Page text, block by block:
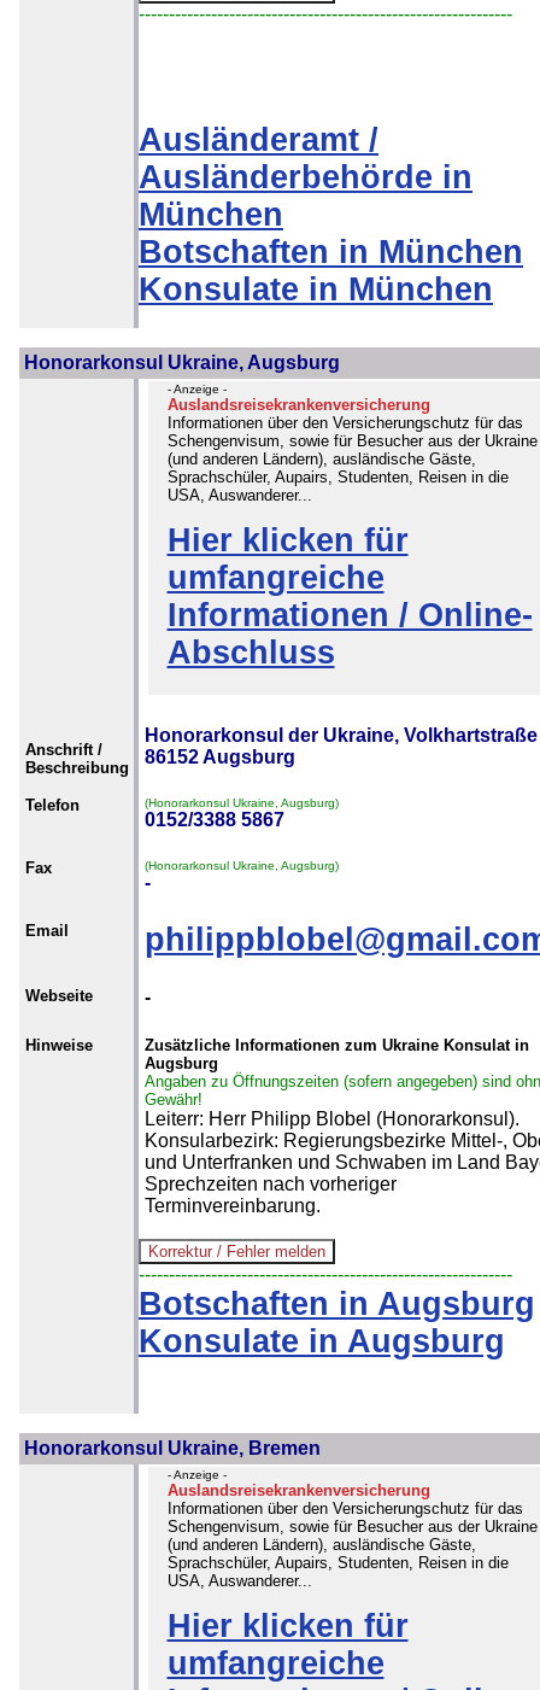
--------------------------------------------------------------
Ausländeramt /
Ausländerbehörde in
München
Botschaften in München
Konsulate in München
Honorarkonsul Ukraine, Augsburg
- Anzeige -
Auslandsreisekrankenversicherung
Informationen über den Versicherungschutz für das
Schengenvisum, sowie für Besucher aus der Ukraine
(und anderen Ländern), ausländische Gäste,
Sprachschüler, Aupairs, Studenten, Reisen in die
USA, Auswanderer...
Hier klicken für
umfangreiche
Informationen / Online-
Abschluss
Anschrift /
Beschreibung
Honorarkonsul der Ukraine, Volkhartstraße
86152 Augsburg
Telefon (Honorarkonsul Ukraine, Augsburg)
0152/3388 5867
Fax (Honorarkonsul Ukraine, Augsburg)
-
Email
Webseite -
Hinweise
Zusätzliche Informationen zum Ukraine Konsulat in
Augsburg
Angaben zu Öffnungszeiten (sofern angegeben) sind
Gewähr!
Leiterr: Herr Philipp Blobel (Honorarkonsul).
Konsularbezirk: Regierungsbezirke Mittel-,
und Unterfranken und Schwaben im Land
Sprechzeiten nach vorheriger
Terminvereinbarung.
--------------------------------------------------------------
Botschaften in Augsburg
Konsulate in Augsburg
Honorarkonsul Ukraine, Bremen
- Anzeige -
Auslandsreisekrankenversicherung
Informationen über den Versicherungschutz für das
Schengenvisum, sowie für Besucher aus der Ukraine
(und anderen Ländern), ausländische Gäste,
Sprachschüler, Aupairs, Studenten, Reisen in die
USA, Auswanderer...
Hier klicken für
umfangreiche